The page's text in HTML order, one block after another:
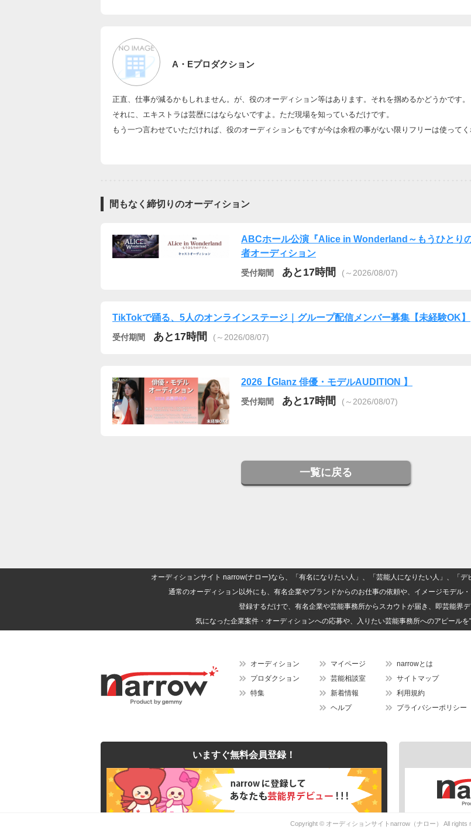
A・Eプロダクション
正直、仕事が減るかもしれません。が、役のオーディション等はあります。それを掴めるかどうかです。
それに、エキストラは芸歴にはならないですよ。ただ現場を知っているだけです。
もう一つ言わせていただければ、役のオーディションもですが今は余程の事がない限りフリーは使ってく
間もなく締切りのオーディション
ABCホール公演『Alice in Wonderland～もうひとり
者オーディション
受付期間 あと17時間 (～2026/08/07)
TikTokで踊る、5人のオンラインステージ｜グループ配信メンバー募集【未経験OK】
受付期間 あと17時間 (～2026/08/07)
2026【Glanz 俳優・モデルAUDITION 】
受付期間 あと17時間 (～2026/08/07)
一覧に戻る
オーディションサイト narrow(ナロー)なら、「有名になりたい人」、「芸能人になりたい人」、「デ
通常のオーディション以外にも、有名企業やブランドからのお仕事の依頼や、イメージモデル
登録するだけで、有名企業や芸能事務所からスカウトが届き、即芸能界
気になった企業案件・オーディションへの応募や、入りたい芸能事務所へのアピールを
オーディション
プロダクション
特集
マイページ
芸能相談室
新着情報
ヘルプ
narrowとは
サイトマップ
利用規約
プライバシーポリシー
いますぐ無料会員登録！
Copyright © オーディションサイトnarrow（ナロー） All rights